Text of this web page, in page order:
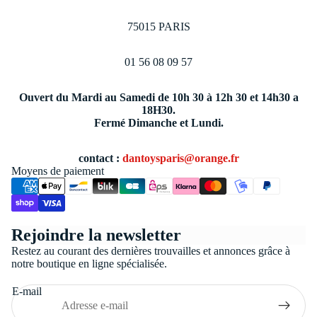
75015 PARIS
01 56 08 09 57
Ouvert du Mardi au Samedi de 10h 30 à 12h 30 et 14h30 a
18H30.
Fermé Dimanche et Lundi.
contact : dantoysparis@orange.fr
Moyens de paiement
Rejoindre la newsletter
Restez au courant des dernières trouvailles et annonces grâce à
notre boutique en ligne spécialisée.
E-mail
Conditions générales de vente
Coordonnées
Politique d’expédition